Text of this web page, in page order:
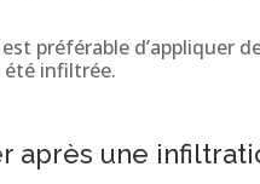
préférable d’appliquer
été infiltrée.
après une